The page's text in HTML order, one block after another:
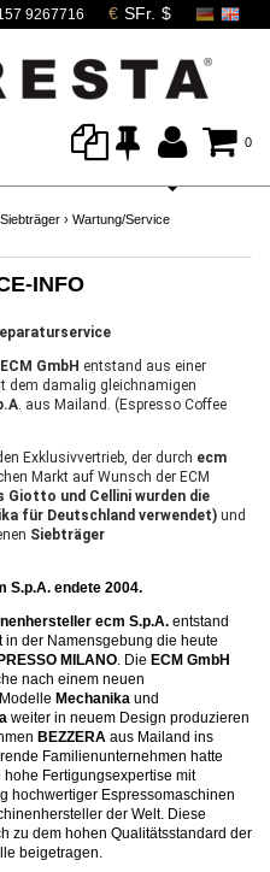
9267716
0
› Wartung/Service
INFO
ECM GmbH entstand aus einer
dem damalig gleichnamigen
. aus Mailand. (Espresso Coffee
Exklusivvertrieb, der durch ecm
Markt auf Wunsch der ECM
Giotto und Cellini wurden die
für Deutschland verwendet) und
Siebträger
S.p.A. endete 2004.
ecm S.p.A. entstand
der Namensgebung die heute
MILANO . Die ECM GmbH
nach einem neuen
Mechanika und
weiter in neuem Design produzieren
BEZZERA aus Mailand ins
Familienunternehmen hatte
Fertigungsexpertise mit
hochwertiger Espressomaschinen
der Welt. Diese
zu dem hohen Qualitätsstandard der
beigetragen.